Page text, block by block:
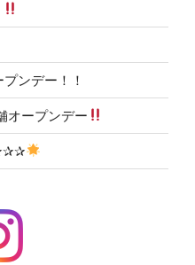
ンデー！！
オープンデー